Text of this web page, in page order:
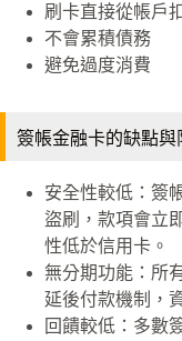
刷卡直接從帳戶
不會累積債務
避免過度消費
簽帳金融卡的缺點與
安全性較低：簽
盜刷，款項會立
性低於信用卡。
無分期功能：所
延後付款機制，
回饋較低：多數